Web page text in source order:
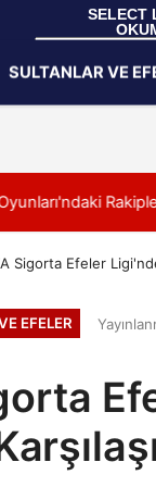
SELECT
SULTANLAR VE
Rakiplerimiz Belli
Sigorta Efeler
EFELER